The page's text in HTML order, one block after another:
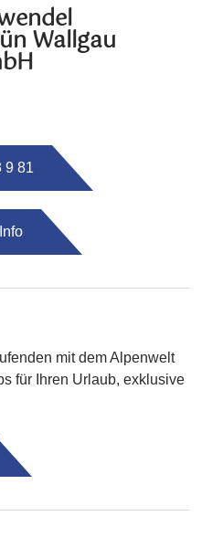
Wallgau
9 81
mit dem Alpenwelt
für Ihren Urlaub, exklusive